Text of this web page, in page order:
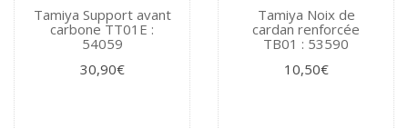
Tamiya Support avant
carbone TT01E :
54059
30,90€
Tamiya Noix de
cardan renforcée
TB01 : 53590
10,50€